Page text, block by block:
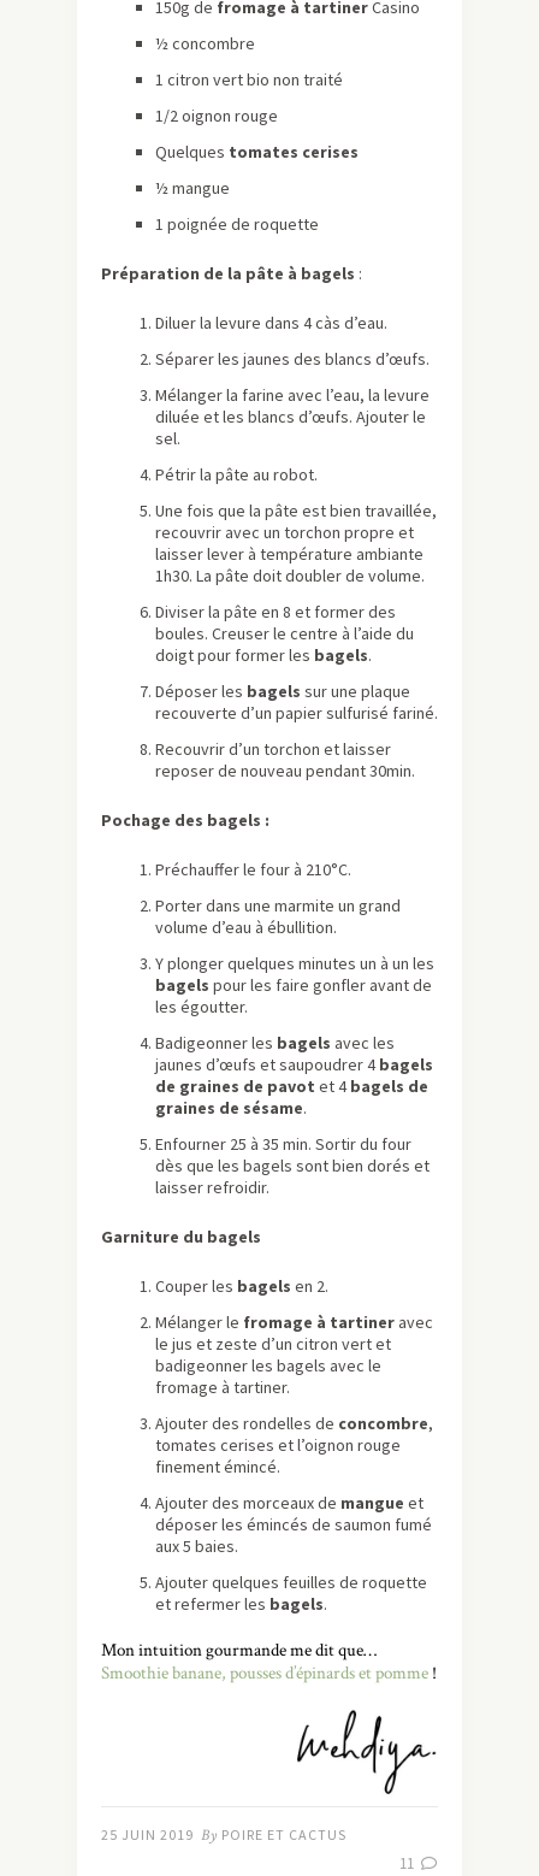
150g de fromage à tartinerCasino
½ concombre
1 citron vert bio non traité
1/2 oignon rouge
Quelques tomates cerises
½ mangue
1 poignée de roquette
Préparation de la pâte à bagels :
Diluer la levure dans 4 càs d’eau.
Séparer les jaunes des blancs d’œufs.
Mélanger la farine avec l’eau, la levure
diluée et les blancs d’œufs. Ajouter le
sel.
Pétrir la pâte au robot.
Une fois que la pâte est bien travaillée,
recouvrir avec un torchon propre et
laisser lever à température ambiante
1h30. La pâte doit doubler de volume.
Diviser la pâte en 8 et former des
boules. Creuser le centre à l’aide du
doigt pour former les bagels.
Déposer les bagels sur une plaque
recouverte d’un papier sulfurisé fariné.
Recouvrir d’un torchon et laisser
reposer de nouveau pendant 30min.
Pochage des bagels :
Préchauffer le four à 210°C.
Porter dans une marmite un grand
volume d’eau à ébullition.
Y plonger quelques minutes un à un les
bagels pour les faire gonfler avant de
les égoutter.
Badigeonner les bagels avec les
jaunes d’œufs et saupoudrer 4bagels
de graines de pavot et 4bagels de
graines de sésame.
Enfourner 25 à 35 min. Sortir du four
dès que les bagels sont bien dorés et
laisser refroidir.
Garniture du bagels
Couper les bagels en 2.
Mélanger le fromage à tartiner avec
le jus et zeste d’un citron vert et
badigeonner les bagels avec le
fromage à tartiner.
Ajouter des rondelles de concombre,
tomates cerises et l’oignon rouge
finement émincé.
Ajouter des morceaux de mangue et
déposer les émincés de saumon fumé
aux 5 baies.
Ajouter quelques feuilles de roquette
et refermer les bagels.
Mon intuition gourmande me dit que…
Smoothie banane, pousses d’épinards et pomme !
25 JUIN 2019 By POIRE ET CACTUS
11